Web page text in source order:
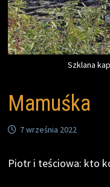
Szklana
Mamuśka
7 września 2022
Piotr i teściowa: kto